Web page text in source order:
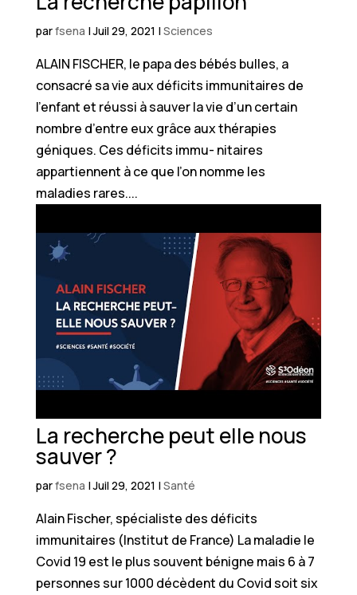
parfsena |Juil 29, 2021 | Sciences
ALAIN FISCHER, le papa des bébés bulles, a
consacré sa vie aux déficits immunitaires de
l’enfant et réussi à sauver la vie d’un certain
nombre d’entre eux grâce aux thérapies
géniques. Ces déficits immu- nitaires
appartiennent à ce que l’on nomme les
maladies rares....
La recherche peut elle nous
sauver ?
parfsena |Juil 29, 2021 | Santé
Alain Fischer, spécialiste des déficits
immunitaires (Institut de France) La maladie le
Covid 19 est le plus souvent bénigne mais 6 à 7
personnes sur 1000 décèdent du Covid soit six